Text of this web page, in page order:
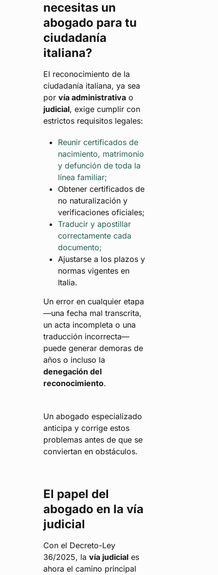
necesitas un
abogado para tu
ciudadanía
italiana?
El reconocimiento de la
ciudadanía italiana, ya sea
porvía administrativa o
judicial, exige cumplir con
estrictos requisitos legales:
Reunir certificados de
nacimiento, matrimonio
y defunción de toda la
línea familiar;
Obtener certificados de
no naturalización y
verificaciones oficiales;
Traducir y apostillar
correctamente cada
documento;
Ajustarse a los plazos y
normas vigentes en
Italia.
Un error en cualquier etapa
—una fecha mal transcrita,
un acta incompleta o una
traducción incorrecta—
puede generar demoras de
años o incluso la
denegación del
reconocimiento.
Un abogado especializado
anticipa y corrige estos
problemas antes de que se
conviertan en obstáculos.
El papel del
abogado en la vía
judicial
Con el Decreto-Ley
36/2025, lavía judicial es
ahora el camino principal